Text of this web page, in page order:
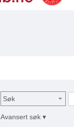
Søk
Avansert søk ▾